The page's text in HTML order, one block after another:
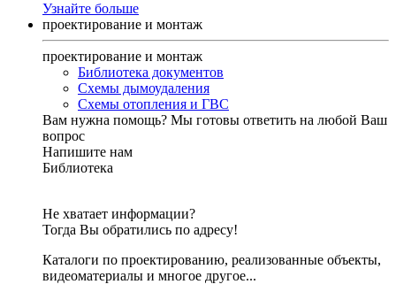
Узнайте больше
проектирование и монтаж
проектирование и монтаж
Библиотека документов
Схемы дымоудаления
Схемы отопления и ГВС
Вам нужна помощь? Мы готовы ответить на любой Ваш
вопрос
Напишите нам
Библиотека
Не хватает информации?
Тогда Вы обратились по адресу!
Каталоги по проектированию, реализованные объекты,
видеоматериалы и многое другое...